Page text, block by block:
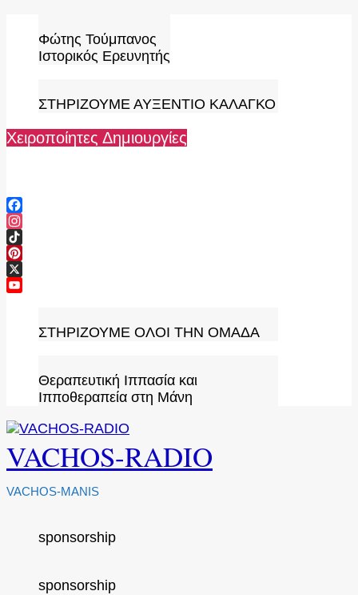
content
Φώτης Τούμπανος
Ιστορικός Ερευνητής
ΣΤΗΡΙΖΟΥΜΕ ΑΥΞΕΝΤΙΟ ΚΑΛΑΓΚΟ
Χειροποίητες Δημιουργίες
Facebook
Instagram
TikTok
Pinterest
X
ΣΤΗΡΙΖΟΥΜΕ ΟΛΟΙ ΤΗΝ ΟΜΑΔΑ
Θεραπευτική Ιππασία και
Ιπποθεραπεία στη Μάνη
VACHOS-RADIO
VACHOS-MANIS
sponsorship
sponsorship